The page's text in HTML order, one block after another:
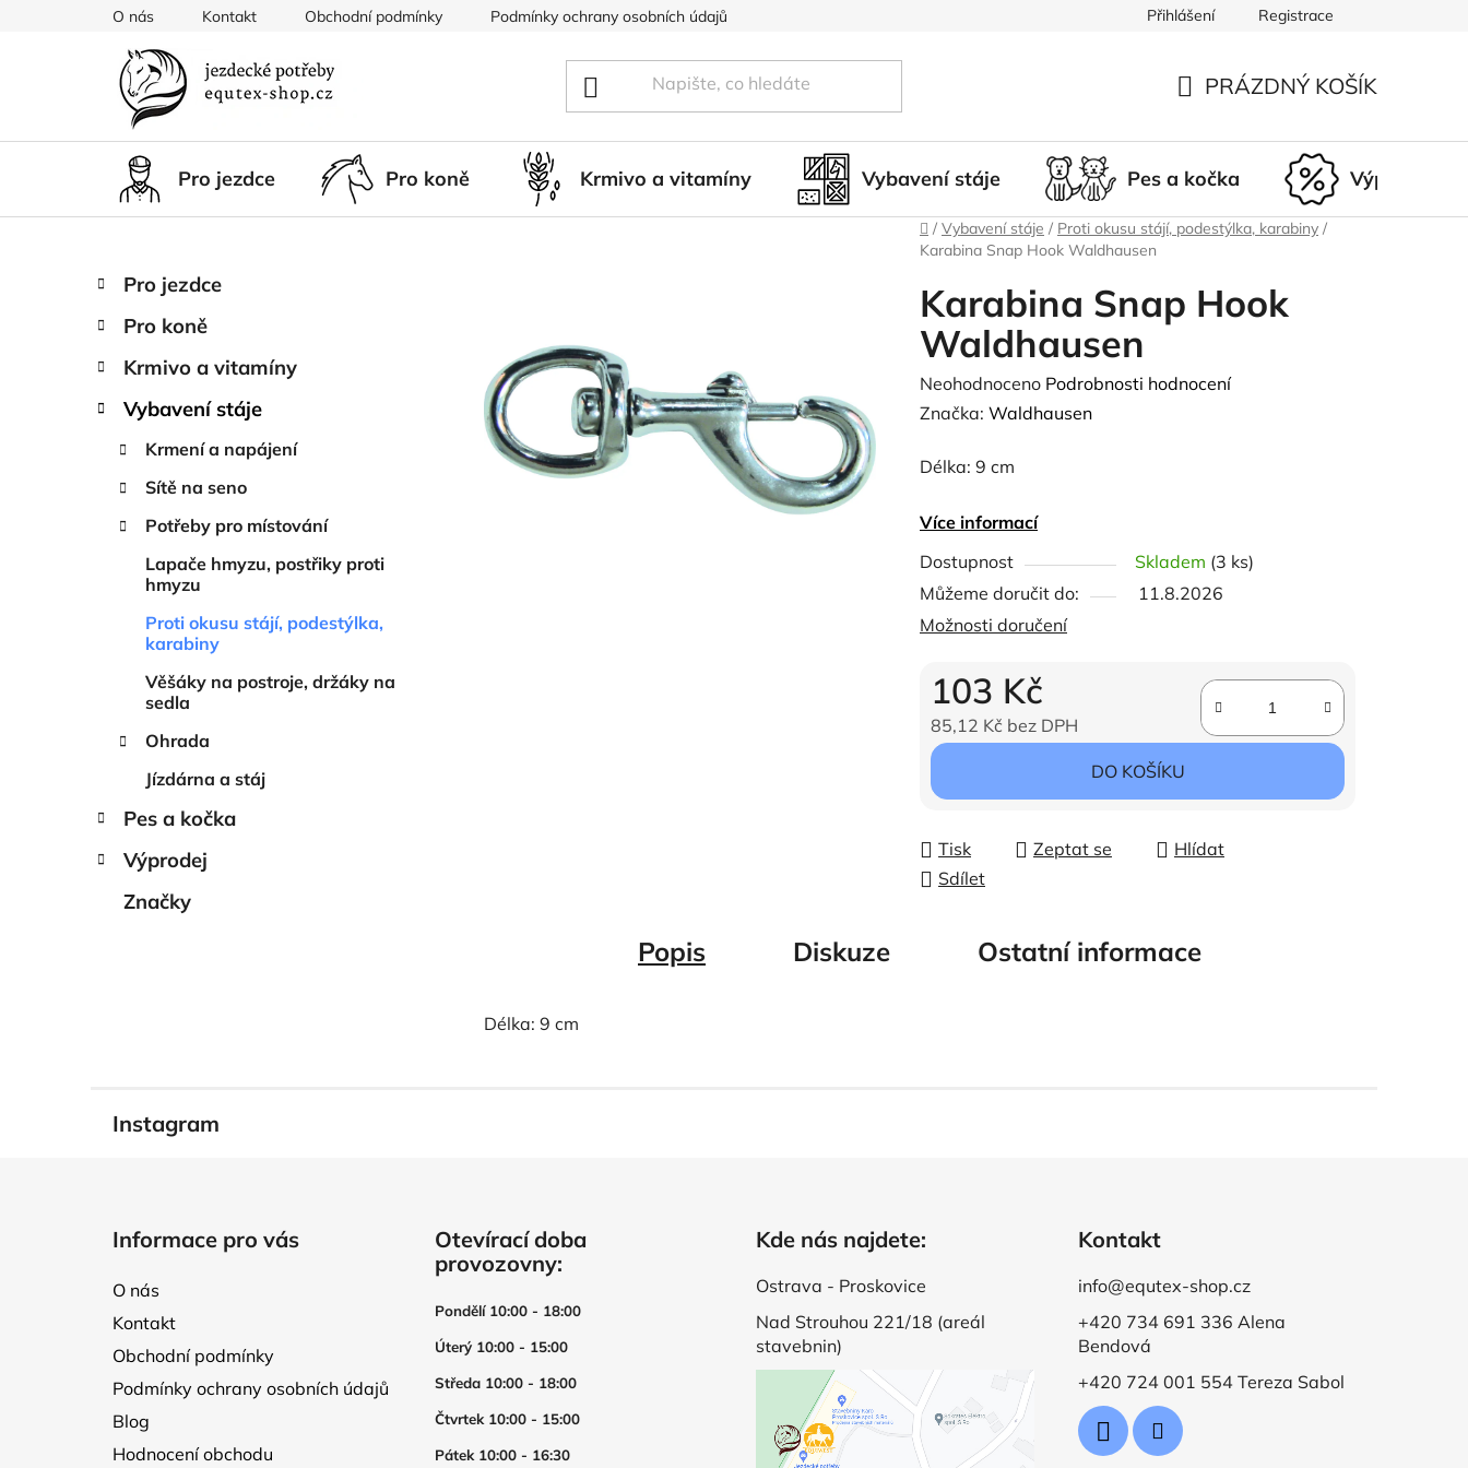
O nás Kontakt Obchodní podmínky Podmínky ochrany osobních údajů Doprava a platba Nepřevzetí zásilky
Přihlášení Registrace
KOŠÍK
PRÁZDNÝ KOŠÍK
Pro jezdce Pro koně Krmivo a vitamíny Vybavení stáje Pes a kočka Výprodej
Domů
/ Vybavení stáje / Proti okusu stájí, podestýlka, karabiny /
Karabina Snap Hook Waldhausen
P
s
t
a
Přeskočit
kategorie
K
a
g
Pro jezdce
Pro koně
Krmivo a vitamíny
Vybavení stáje
Krmení a napájení
Sítě na seno
Potřeby pro místování
Lapače hmyzu, postřiky proti
hmyzu
Proti okusu stájí, podestýlka,
karabiny
Věšáky na postroje, držáky na
sedla
Ohrada
Jízdárna a stáj
Pes a kočka
Výprodej
Značky
Karabina Snap Hook
Waldhausen
Průměrné
hodnocení
je
z
5
hvězdiček.
Neohodnoceno Podrobnosti hodnocení
Značka: Waldhausen
Délka: 9 cm
Více informací
Dostupnost
Skladem (3 ks)
Můžeme doručit do:
11.8.2026
Možnosti doručení
103 Kč
85,12 Kč bez DPH
Měrná cena:
DO KOŠÍKU
Tisk Zeptat se
Hlídat
Sdílet
Popis Diskuze Ostatní informace
Délka: 9 cm
Instagram
Informace pro vás
O nás
Kontakt
Obchodní podmínky
Podmínky ochrany osobních údajů
Blog
Hodnocení obchodu
Otevírací doba
provozovny:
Pondělí 10:00 - 18:00
Úterý 10:00 - 15:00
Středa 10:00 - 18:00
Čtvrtek 10:00 - 15:00
Pátek 10:00 - 16:30
Kde nás najdete:
Ostrava - Proskovice
Nad Strouhou 221/18 (areál
stavebnin)
Kontakt
info@equtex-shop.cz
+420 734 691 336 Alena
Bendová
+420 724 001 554 Tereza Sabol